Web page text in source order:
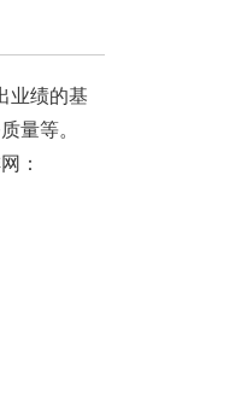
业绩的基
量等。
：